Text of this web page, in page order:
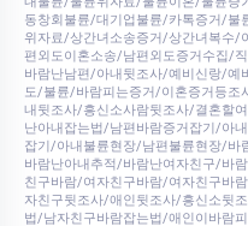
동창회불륜/대기업불륜/카톡증거/불
위자료/상간녀소송증거/상간녀복수/
편외도이혼소송/남편외도증거수집/
바람난남편/아내뒷조사/예비신랑/예
도/불륜/바람피는증거/이혼증거등조
내뒷조사/흥신소사람뒷조사/결혼할
난아내잡는법/남편바람증거잡기/아
잡기/아내불륜현장/남편불륜현장/바
바람난아내추적/바람난여자친구/바
친구바람/여자친구바람/여자친구바
자친구뒷조사/애인뒷조사/흥신소뒷
법/남자친구바람잡는법/애인이바람